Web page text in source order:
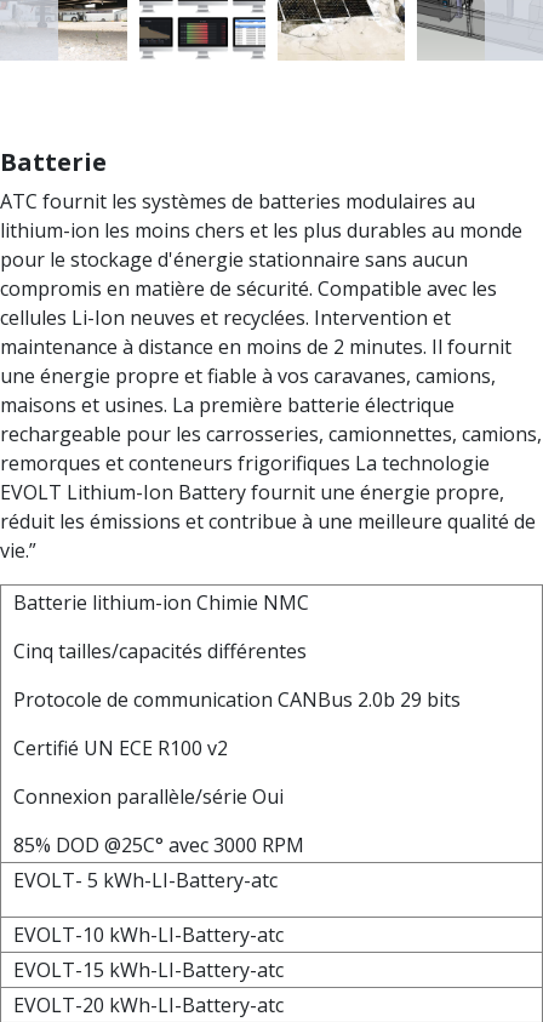
Batterie
ATC fournit les systèmes de batteries modulaires au
lithium-ion les moins chers et les plus durables au monde
pour le stockage d'énergie stationnaire sans aucun
compromis en matière de sécurité. Compatible avec les
cellules Li-Ion neuves et recyclées. Intervention et
maintenance à distance en moins de 2 minutes. Il fournit
une énergie propre et fiable à vos caravanes, camions,
maisons et usines. La première batterie électrique
rechargeable pour les carrosseries, camionnettes, camions,
remorques et conteneurs frigorifiques La technologie
EVOLT Lithium-Ion Battery fournit une énergie propre,
réduit les émissions et contribue à une meilleure qualité de
vie.”
Batterie lithium-ion Chimie NMC
Cinq tailles/capacités différentes
Protocole de communication CANBus 2.0b 29 bits
Certifié UN ECE R100 v2
Connexion parallèle/série Oui
85% DOD @25C° avec 3000 RPM
EVOLT- 5 kWh-LI-Battery-atc
EVOLT-10 kWh-LI-Battery-atc
EVOLT-15 kWh-LI-Battery-atc
EVOLT-20 kWh-LI-Battery-atc